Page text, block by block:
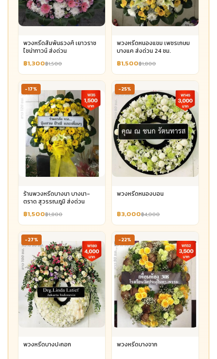
พวงหรีดสัมพันธวงศ์ เยาวราช
ไชน่าทาวน์ ส่งด่วน
฿1,300฿1,500
พวงหรีดหนองแขม เพชรเกษม
บางแค ส่งด่วน 24 ชม.
฿1,500฿1,800
-17%
ร้านพวงหรีดบางนา บางนา-
ตราด สุวรรณภูมิ ส่งด่วน
฿1,500฿1,800
-25%
พวงหรีดหนองบอน
฿3,000฿4,000
-27%
พวงหรีดบางปะกอก
-22%
พวงหรีดบางจาก